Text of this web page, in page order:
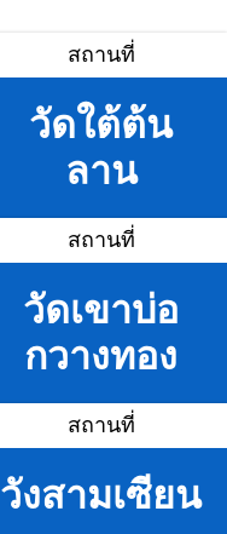
สถานที่
วัดใต้ต้น
ลาน
สถานที่
วัดเขาบ่อ
กวางทอง
สถานที่
วังสามเซียน